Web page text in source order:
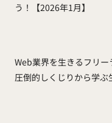
う！【2026年1月】
Web業界を生きるフリ
圧倒的しくじりから学ぶ